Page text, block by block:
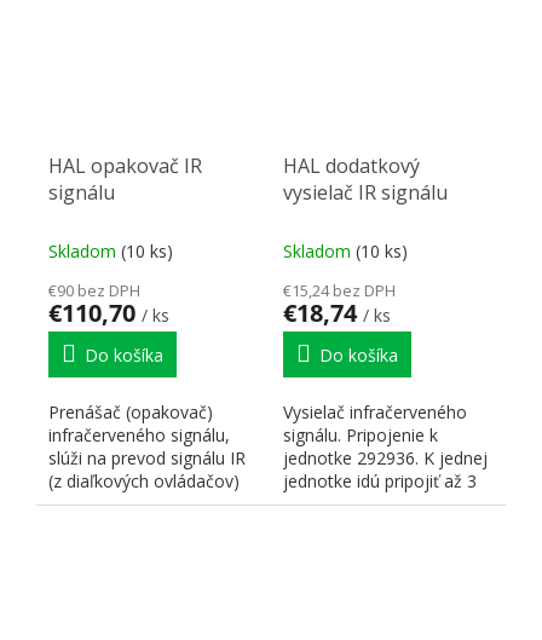
HAL opakovač IR
signálu
Skladom (10 ks)
€90 bez DPH
€110,70 / ks
Do košíka
Prenášač (opakovač)
infračerveného signálu,
slúži na prevod signálu IR
(z diaľkových ovládačov)
do uzavretej skrinky...
HAL dodatkový
vysielač IR signálu
Skladom (10 ks)
€15,24 bez DPH
€18,74 / ks
Do košíka
Vysielač infračerveného
signálu. Pripojenie k
jednotke 292936. K jednej
jednotke idú pripojiť až 3
vysielače. Odkazy...